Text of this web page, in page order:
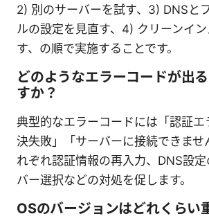
2) 別のサーバーを試す、3) DNSと
ルの設定を見直す、4) クリーンイ
す、の順で実施することです。
どのようなエラーコードが出
すか？
典型的なエラーコードには「認証
決失敗」「サーバーに接続できませ
れぞれ認証情報の再入力、DNS設
バー選択などの対処を促します。
OSのバージョンはどれくらい